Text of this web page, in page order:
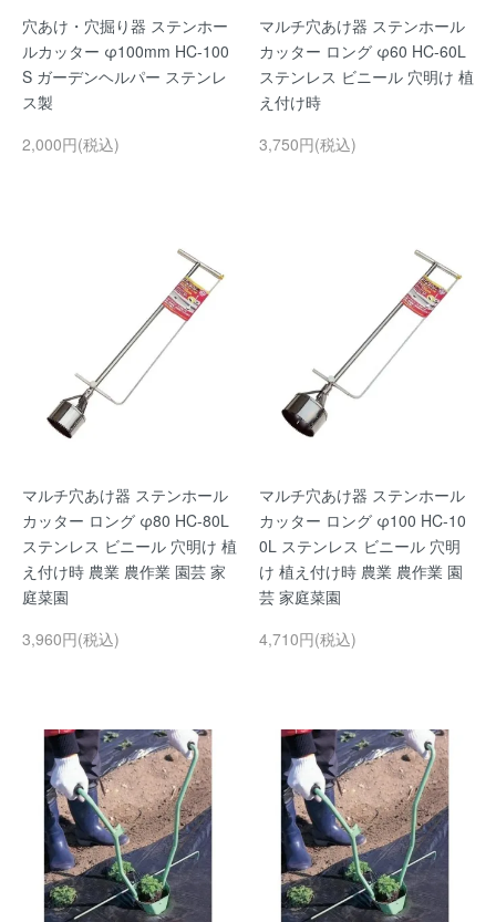
穴あけ・穴掘り器 ステンホー
ルカッター φ100mm HC-100
S ガーデンヘルパー ステンレ
ス製
2,000円(税込)
マルチ穴あけ器 ステンホール
カッター ロング φ60 HC-60L
ステンレス ビニール 穴明け 植
え付け時
3,750円(税込)
マルチ穴あけ器 ステンホール
カッター ロング φ80 HC-80L
ステンレス ビニール 穴明け 植
え付け時 農業 農作業 園芸 家
庭菜園
3,960円(税込)
マルチ穴あけ器 ステンホール
カッター ロング φ100 HC-10
0L ステンレス ビニール 穴明
け 植え付け時 農業 農作業 園
芸 家庭菜園
4,710円(税込)